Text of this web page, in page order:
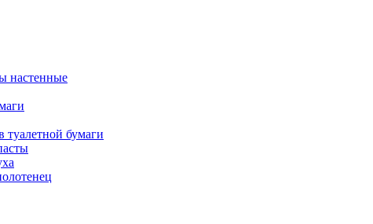
настенные
туалетной бумаги